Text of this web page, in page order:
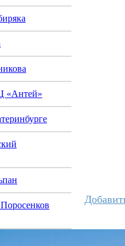
«Антей»